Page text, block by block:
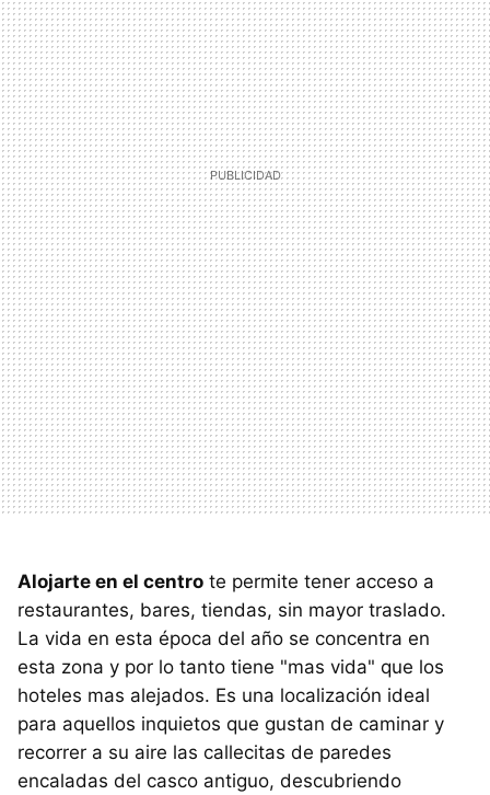
Alojarte en el centro te permite tener acceso a
restaurantes, bares, tiendas, sin mayor traslado.
La vida en esta época del año se concentra en
esta zona y por lo tanto tiene "mas vida" que los
hoteles mas alejados. Es una localización ideal
para aquellos inquietos que gustan de caminar y
recorrer a su aire las callecitas de paredes
encaladas del casco antiguo, descubriendo